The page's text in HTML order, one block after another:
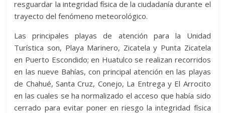
resguardar la integridad física de la ciudadanía durante el
trayecto del fenómeno meteorológico.
Las principales playas de atención para la Unidad
Turística son, Playa Marinero, Zicatela y Punta Zicatela
en Puerto Escondido; en Huatulco se realizan recorridos
en las nueve Bahías, con principal atención en las playas
de Chahué, Santa Cruz, Conejo, La Entrega y El Arrocito
en las cuales se ha normalizado el acceso que había sido
cerrado para evitar poner en riesgo la integridad física